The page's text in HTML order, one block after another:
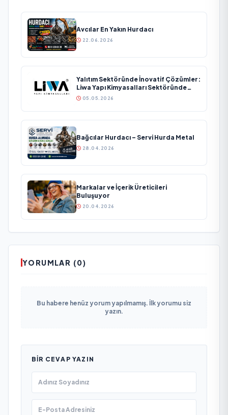
Avcılar En Yakın Hurdacı
22.06.2026
Yalıtım Sektöründe İnovatif Çözümler:
Liwa Yapı Kimyasalları Sektöründe
Büyümesini Sürdürüyor
05.05.2026
Bağcılar Hurdacı – Servi Hurda Metal
28.04.2026
Markalar ve İçerik Üreticileri
Buluşuyor
20.04.2026
YORUMLAR (0)
Bu habere henüz yorum yapılmamış. İlk yorumu siz
yazın.
BIR CEVAP YAZIN